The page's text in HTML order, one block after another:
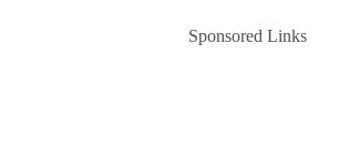
Sponsored Links